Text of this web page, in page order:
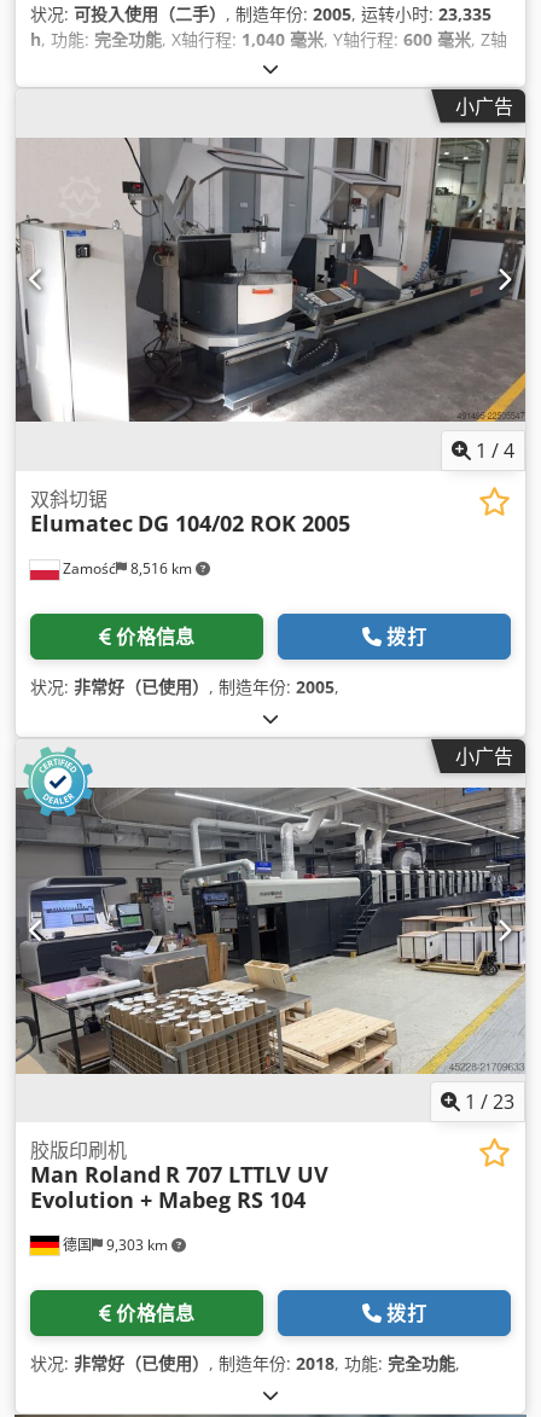
状况: 可投入使用（二手） , 制造年份: 2005, 运转小时: 23,335
h, 功能: 完全功能, X轴行程: 1,040 毫米, Y轴行程: 600 毫米, Z轴
, 控制器型号:
速度（最大）:8,000 转/分,
小广告
1 /4
Zamość 8,516 km
双斜切锯
Elumatec DG 104/02 ROK 2005
价格信息 拨打
状况: 非常好（已使用） , 制造年份: 2005,
小广告
1 /23
德国 9,303 km
胶版印刷机
Man Roland R 707 LTTLV UV
Evolution + Mabeg RS 104
价格信息 拨打
状况: 非常好（已使用） , 制造年份: 2018, 功能: 完全功能,